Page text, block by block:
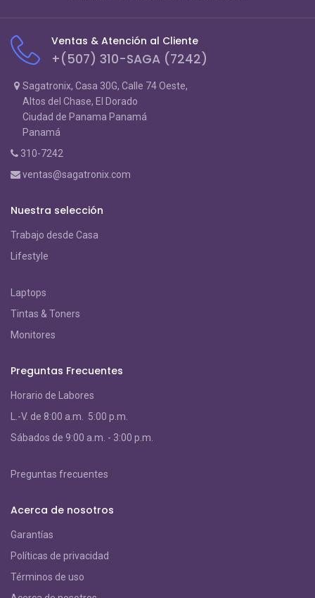
Ventas & Atención al Cliente
+(507) 310-SAGA (7242)
Sagatronix, Casa 30G, Calle 74 Oeste,
Altos del Chase, El Dorado
Ciudad de Panama Panamá
Panamá
310-7242
ventas@sagatronix.com
Nuestra selección
Trabajo desde Casa
Lifestyle
Laptops
Tintas & Toners
Monitores
Preguntas Frecuentes
Horario de Labores
L.-V. de 8:00 a.m. 5:00 p.m.
Sábados de 9:00 a.m. - 3:00 p.m.
Preguntas frecuentes
Acerca de nosotros
Garantías
Políticas de privacidad
Términos de uso